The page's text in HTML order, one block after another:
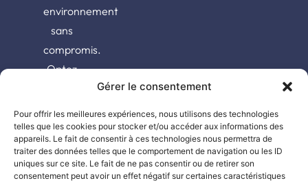
Gérer le consentement
Pour offrir les meilleures expériences, nous utilisons des technologies
telles que les cookies pour stocker et/ou accéder aux informations des
appareils. Le fait de consentir à ces technologies nous permettra de
traiter des données telles que le comportement de navigation ou les ID
uniques sur ce site. Le fait de ne pas consentir ou de retirer son
consentement peut avoir un effet négatif sur certaines caractéristiques
environnement
sans
compromis.
Optez
qualité,
choisissez
Oxipest.